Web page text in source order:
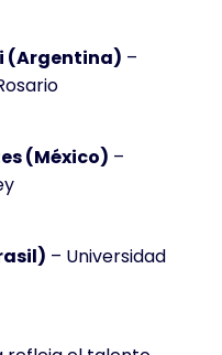
(Argentina) –
(México) –
– Universidad